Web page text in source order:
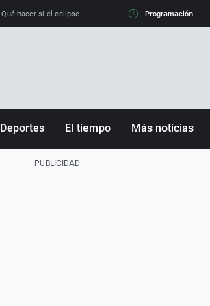
Qué hacer si el eclipse me pilla conduciendo Qué tiempo
Programación
Deportes El tiempo Más noticias